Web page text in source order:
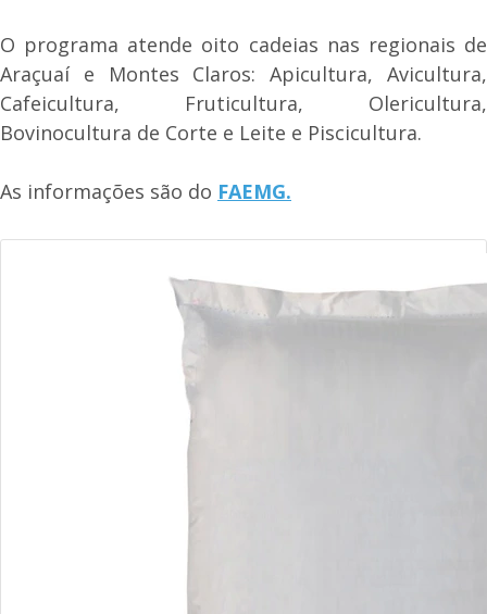
O programa atende oito cadeias nas regionais de
Araçuaí e Montes Claros: Apicultura, Avicultura,
Cafeicultura, Fruticultura, Olericultura,
Bovinocultura de Corte e Leite e Piscicultura.
As informações são do FAEMG.